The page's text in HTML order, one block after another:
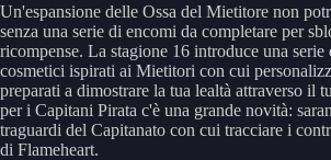
Un'espansione delle Ossa del Mietitore non
senza una serie di encomi da completare per
ricompense. La stagione 16 introduce una
cosmetici ispirati ai Mietitori con cui
preparati a dimostrare la tua lealtà attraverso il
per i Capitani Pirata c'è una grande novità:
traguardi del Capitanato con cui tracciare i
di Flameheart.